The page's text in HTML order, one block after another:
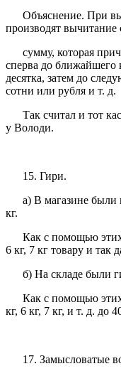
Объяснение. При
производят
сумму, которая
сперва до
десятка, затем до
сотни или рубля и т. д.
Так считал и тот
у Володи.
15. Гири.
а) В магазине были
кг.
Как с помощью этих
6 кг, 7 кг товару и так
б) На складе были
Как с помощью этих
кг, 6 кг, 7 кг, и т. д. до
17. Замысловатые